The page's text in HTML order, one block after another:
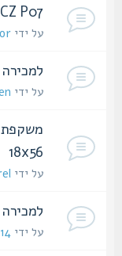
CZ P07
על ידי
למכירה - Glock 30
על ידי
18x56
על ידיrel» 01 פברואר 2022, 12:59
למכירה
על ידי